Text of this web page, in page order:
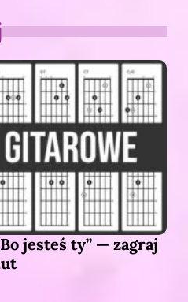
jesteś ty” — zagraj